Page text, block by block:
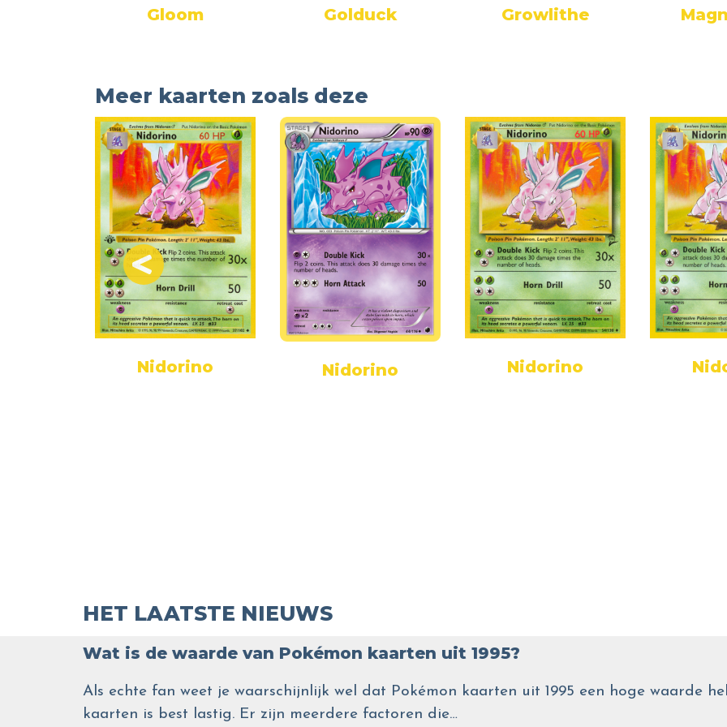
Gloom Golduck Growlithe
Meer kaarten zoals deze
Nidorino Nidorino Nidorino
HET LAATSTE NIEUWS
Wat is de waarde van Pokémon kaarten uit 1995?
Als echte fan weet je waarschijnlijk wel dat Pokémon kaarten uit 1995 een hoge waarde
kaarten is best lastig. Er zijn meerdere factoren die…